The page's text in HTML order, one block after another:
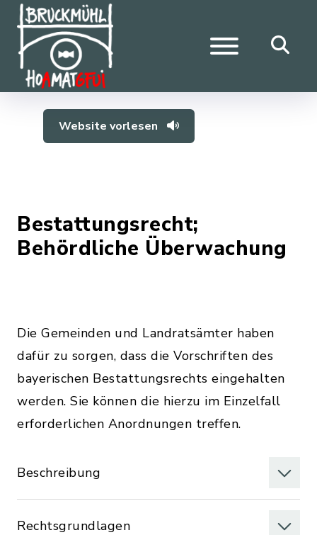
Website vorlesen
Bestattungsrecht;
Behördliche Überwachung
Die Gemeinden und Landratsämter haben
dafür zu sorgen, dass die Vorschriften des
bayerischen Bestattungsrechts eingehalten
werden. Sie können die hierzu im Einzelfall
erforderlichen Anordnungen treffen.
Beschreibung
Rechtsgrundlagen